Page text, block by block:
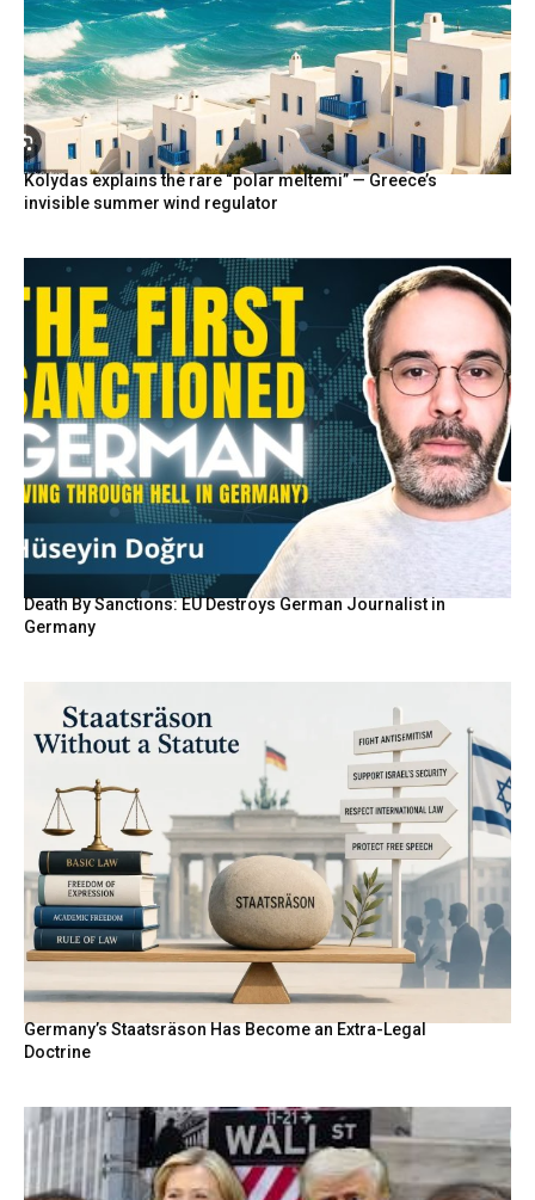
Kolydas explains the rare “polar meltemi” — Greece’s
invisible summer wind regulator
Death By Sanctions: EU Destroys German Journalist in
Germany
Germany’s Staatsräson Has Become an Extra-Legal
Doctrine